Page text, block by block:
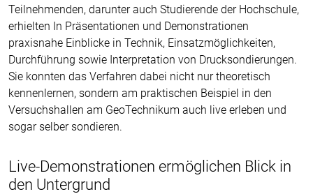
Teilnehmenden, darunter auch Studierende der Hochschule,
erhielten In Präsentationen und Demonstrationen
praxisnahe Einblicke in Technik, Einsatzmöglichkeiten,
Durchführung sowie Interpretation von Drucksondierungen.
Sie konnten das Verfahren dabei nicht nur theoretisch
kennenlernen, sondern am praktischen Beispiel in den
Versuchshallen am GeoTechnikum auch live erleben und
sogar selber sondieren.
Live-Demonstrationen ermöglichen Blick in
den Untergrund